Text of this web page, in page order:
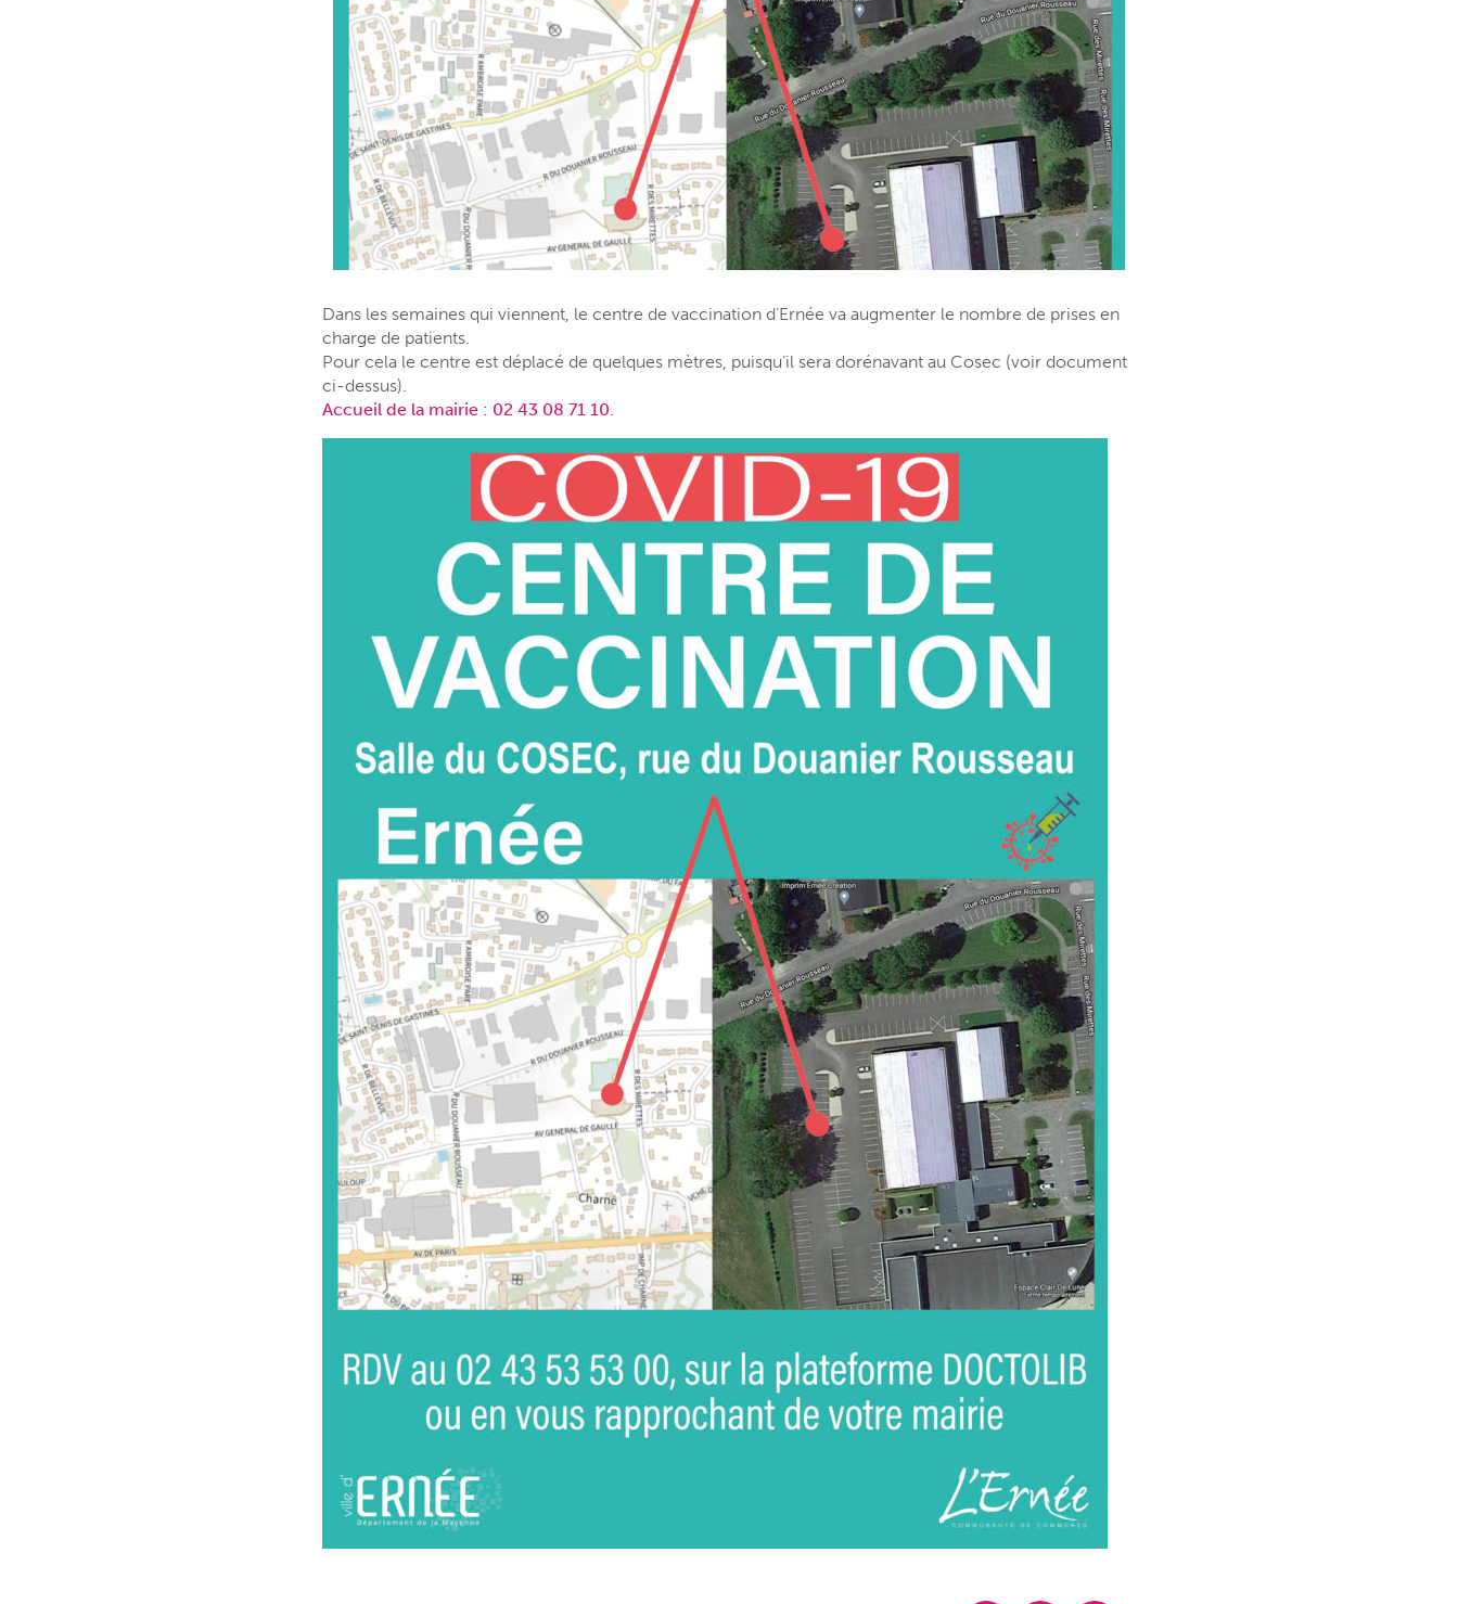
Dans les semaines qui viennent, le centre de vaccination d’Ernée va augmenter le nombre de prises en
charge de patients.
Pour cela le centre est déplacé de quelques mètres, puisqu’il sera dorénavant au Cosec (voir document
ci-dessus).
Accueil de la mairie : 02 43 08 71 10.